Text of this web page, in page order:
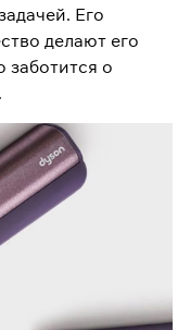
Его
делают его
заботится о